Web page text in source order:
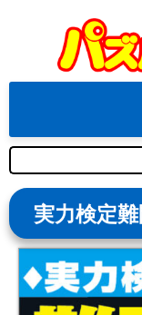
content
検
索
実力検定